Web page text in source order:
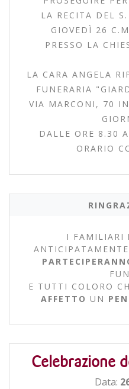
LA RECITA DEL
GIOVEDÌ 26
PRESSO LA
LA CARA ANGELA
FUNERARIA
VIA MARCONI, 70
DALLE ORE 8.30
ORARIO
I FAMILIARI
E TUTTI COLORO
AFFETTO UN
Celebrazione
Data: